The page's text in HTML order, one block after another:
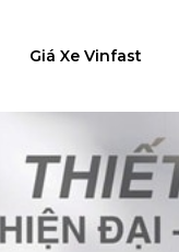
Giá Xe Vinfast